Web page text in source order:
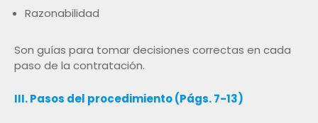
Razonabilidad
Son guías para tomar decisiones correctas en cada
paso de la contratación.
III. Pasos del procedimiento (Págs. 7-13)